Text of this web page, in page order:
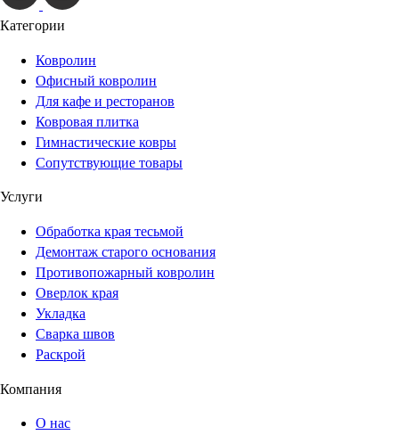
Категории
Ковролин
Офисный ковролин
Для кафе и ресторанов
Ковровая плитка
Гимнастические ковры
Сопутствующие товары
Услуги
Обработка края тесьмой
Демонтаж старого основания
Противопожарный ковролин
Оверлок края
Укладка
Сварка швов
Раскрой
Компания
О нас